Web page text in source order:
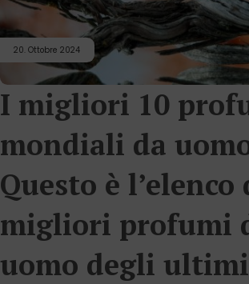
20. Ottobre 2024
I migliori 10
mondiali da
Questo è l’elenco
migliori profumi
uomo degli ultimi